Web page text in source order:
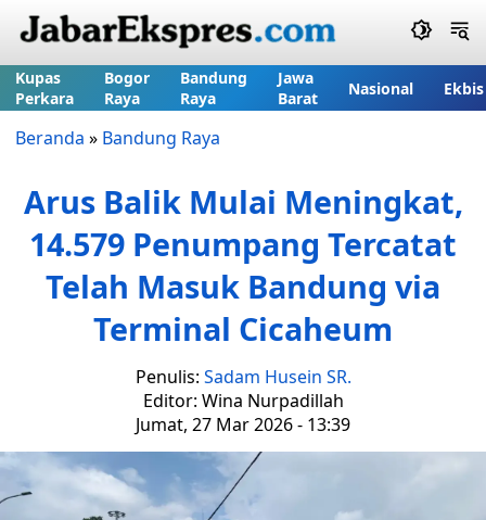
Kupas
Perkara
Bogor
Raya
Bandung
Raya
Jawa
Barat
Nasional Ekbis
Beranda » Bandung Raya
Arus Balik Mulai Meningkat,
14.579 Penumpang Tercatat
Telah Masuk Bandung via
Terminal Cicaheum
Penulis: Sadam Husein SR.
Editor: Wina Nurpadillah
Jumat, 27 Mar 2026 - 13:39